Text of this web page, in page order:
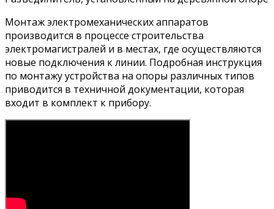
Монтаж электромеханических аппаратов
производится в процессе строительства
электромагистралей и в местах, где осуществляются
новые подключения к линии. Подробная инструкция
по монтажу устройства на опоры различных типов
приводится в техничной документации, которая
входит в комплект к прибору.